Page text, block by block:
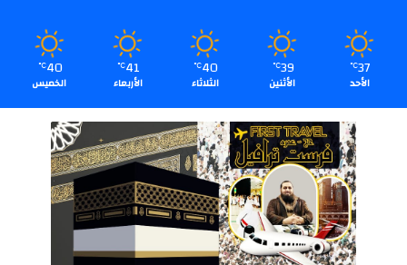
37
℃
الأحد
39
℃
الأثنين
40
℃
الثلاثاء
41
℃
الأربعاء
40
℃
الخميس